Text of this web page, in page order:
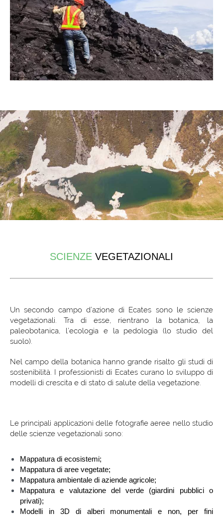
SCIENZE VEGETAZIONALI
Un secondo campo d’azione di Ecates sono le scienze
vegetazionali. Tra di esse, rientrano la botanica, la
paleobotanica, l’ecologia e la pedologia (lo studio del
suolo).
Nel campo della botanica hanno grande risalto gli studi di
sostenibilità. I professionisti di Ecates curano lo sviluppo di
modelli di crescita e di stato di salute della vegetazione.
Le principali applicazioni delle fotografie aeree nello studio
delle scienze vegetazionali sono:
Mappatura di ecosistemi;
Mappatura di aree vegetate;
Mappatura ambientale di aziende agricole;
Mappatura e valutazione del verde (giardini pubblici o
privati);
Modelli in 3D di alberi monumentali e non, per fini